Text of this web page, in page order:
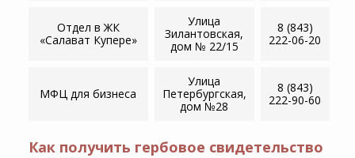
Отдел в ЖК
«Салават Купере»
Улица
Зилантовская,
дом № 22/15
8 (843)
222-06-20
МФЦ для бизнеса
Улица
Петербургская,
дом №28
8 (843)
222-90-60
Как получить гербовое свидетельство